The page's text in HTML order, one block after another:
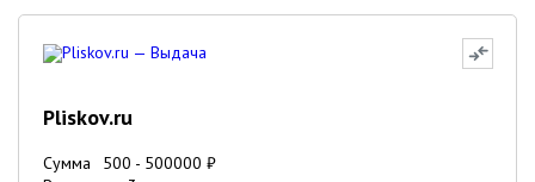
Pliskov.ru
Сумма 500 - 500000 ₽